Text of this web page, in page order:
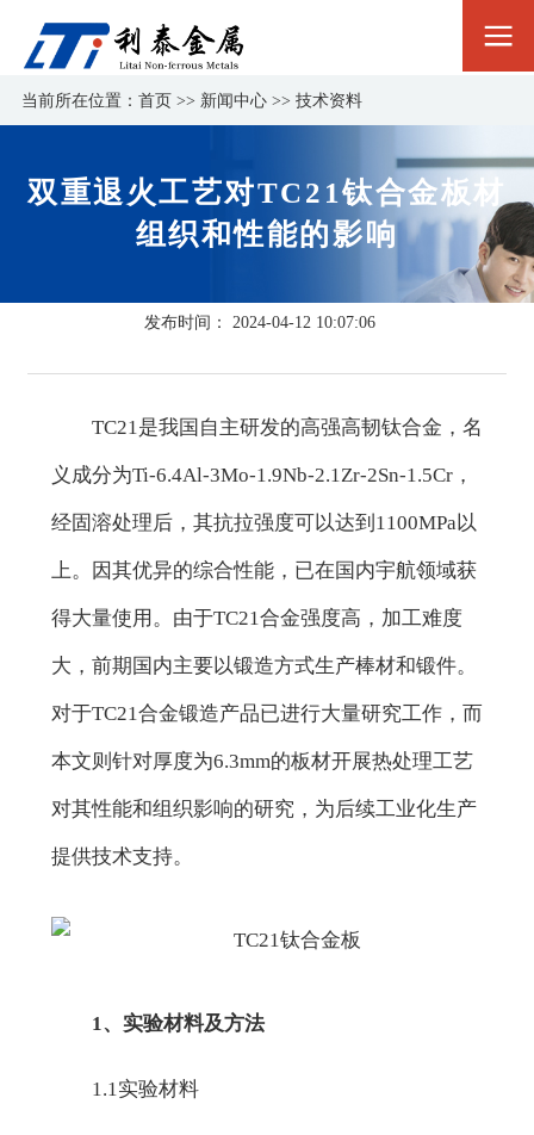
当前所在位置： 首页>> 新闻中心>> 技术资料
双重退火工艺对TC21钛合金板材
组织和性能的影响
发布时间： 2024-04-12 10:07:06
TC21是我国自主研发的高强高韧钛合金，名
义成分为Ti-6.4Al-3Mo-1.9Nb-2.1Zr-2Sn-1.5Cr，
经固溶处理后，其抗拉强度可以达到1100MPa以
上。因其优异的综合性能，已在国内宇航领域获
得大量使用。由于TC21合金强度高，加工难度
大，前期国内主要以锻造方式生产棒材和锻件。
对于TC21合金锻造产品已进行大量研究工作，而
本文则针对厚度为6.3mm的板材开展热处理工艺
对其性能和组织影响的研究，为后续工业化生产
提供技术支持。
1、实验材料及方法
1.1实验材料